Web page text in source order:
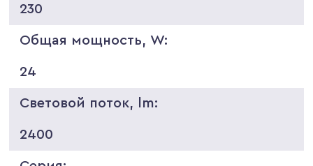
230
Общая мощность, W:
24
Световой поток, lm:
2400